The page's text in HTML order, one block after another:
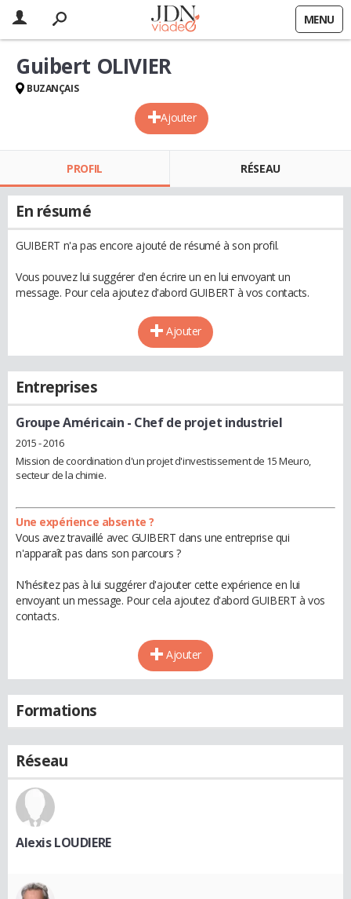
MENU
Ajouter
Guibert OLIVIER
BUZANÇAIS
PROFIL RÉSEAU
En résumé
GUIBERT n'a pas encore ajouté de résumé à son profil.
Vous pouvez lui suggérer d'en écrire un en lui envoyant un
message. Pour cela ajoutez d'abord GUIBERT à vos contacts.
Ajouter
Entreprises
Groupe Américain - Chef de projet industriel
2015 - 2016
Mission de coordination d'un projet d'investissement de 15 Meuro,
secteur de la chimie.
Une expérience absente ?
Vous avez travaillé avec GUIBERT dans une entreprise qui
n'apparaît pas dans son parcours ?
N'hésitez pas à lui suggérer d'ajouter cette expérience en lui
envoyant un message. Pour cela ajoutez d'abord GUIBERT à vos
contacts.
Ajouter
Formations
Réseau
Alexis LOUDIERE